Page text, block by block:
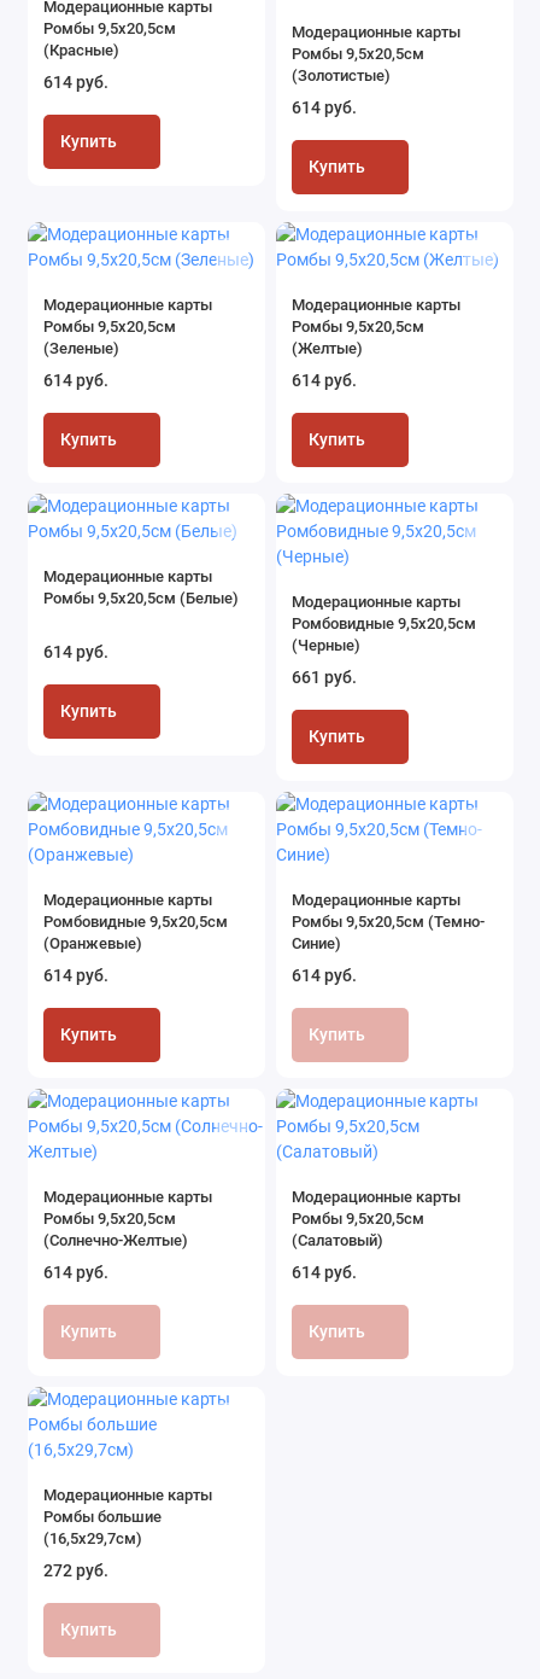
Модерационные карты
Ромбы 9,5х20,5см
(Красные)
614 руб.
Купить
Модерационные карты
Ромбы 9,5х20,5см
(Золотистые)
614 руб.
Купить
Модерационные карты
Ромбы 9,5х20,5см
(Зеленые)
614 руб.
Купить
Модерационные карты
Ромбы 9,5х20,5см
(Желтые)
614 руб.
Купить
Модерационные карты
Ромбы 9,5х20,5см (Белые)
614 руб.
Купить
Модерационные карты
Ромбовидные 9,5х20,5см
(Черные)
661 руб.
Купить
Модерационные карты
Ромбовидные 9,5х20,5см
(Оранжевые)
614 руб.
Купить
Модерационные карты
Ромбы 9,5х20,5см (Темно-
Синие)
614 руб.
Купить
Модерационные карты
Ромбы 9,5х20,5см
(Солнечно-Желтые)
614 руб.
Купить
Модерационные карты
Ромбы 9,5х20,5см
(Салатовый)
614 руб.
Купить
Модерационные карты
Ромбы большие
(16,5х29,7см)
272 руб.
Купить